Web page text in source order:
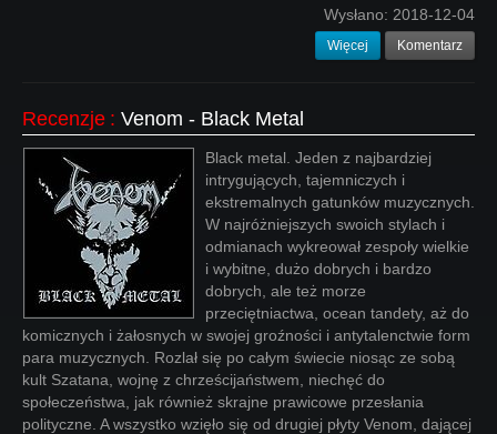
Wysłano: 2018-12-04
Więcej Komentarz
Recenzje : Venom - Black Metal
Black metal. Jeden z najbardziej
intrygujących, tajemniczych i
ekstremalnych gatunków muzycznych.
W najróżniejszych swoich stylach i
odmianach wykreował zespoły wielkie
i wybitne, dużo dobrych i bardzo
dobrych, ale też morze
przeciętniactwa, ocean tandety, aż do
komicznych i żałosnych w swojej groźności i antytalenctwie form
para muzycznych. Rozlał się po całym świecie niosąc ze sobą
kult Szatana, wojnę z chrześcijaństwem, niechęć do
społeczeństwa, jak również skrajne prawicowe przesłania
polityczne. A wszystko wzięło się od drugiej płyty Venom, dającej